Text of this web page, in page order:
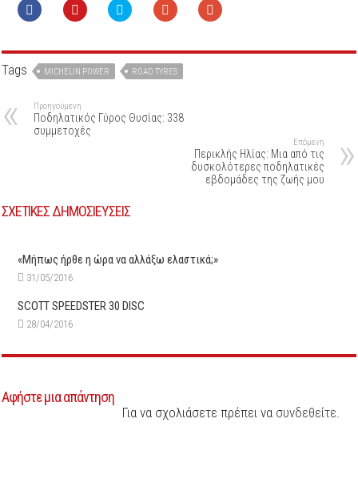
Tags MICHELIN POWER ROAD TYRES
Προηγούμενη
Ποδηλατικός Γύρος Θυσίας: 338
συμμετοχές
Επόμενη
Περικλής Ηλίας: Μια από τις
δυσκολότερες ποδηλατικές
εβδομάδες της ζωής μου
ΣΧΕΤΙΚΕΣ ΔΗΜΟΣΙΕΥΣΕΙΣ
«Μήπως ήρθε η ώρα να αλλάξω ελαστικά;»
31/05/2016
SCOTT SPEEDSTER 30 DISC
28/04/2016
Αφήστε μια απάντηση
Για να σχολιάσετε πρέπει να συνδεθείτε